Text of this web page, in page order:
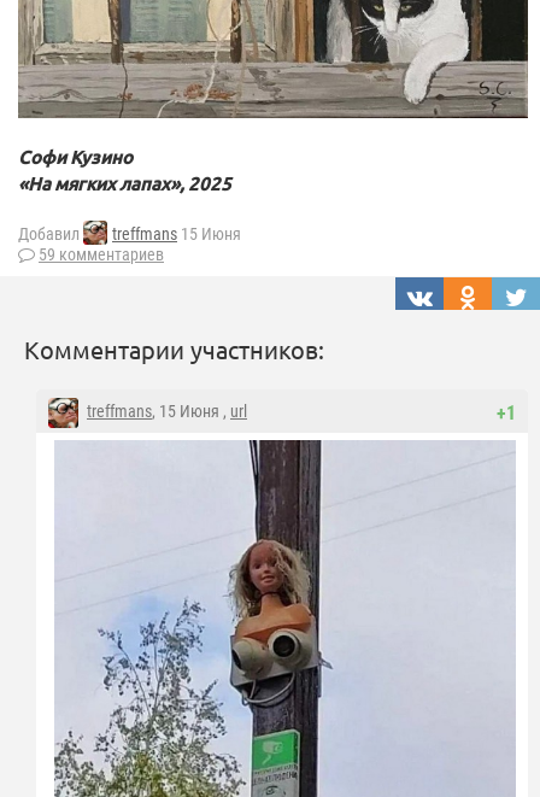
Софи Кузино
«На мягких лапах», 2025
Добавил treffmans 15 Июня
59 комментариев
Комментарии участников:
+1
treffmans, 15 Июня , url